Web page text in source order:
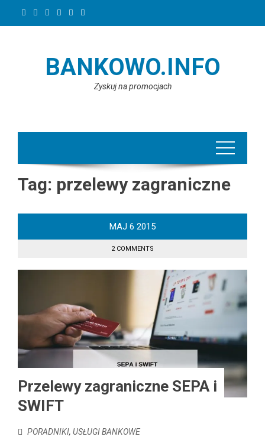
BANKOWO.INFO
Zyskuj na promocjach
Tag: przelewy zagraniczne
MAJ 6 2015
2 COMMENTS
Przelewy zagraniczne SEPA i
SWIFT
PORADNIKI, USŁUGI BANKOWE